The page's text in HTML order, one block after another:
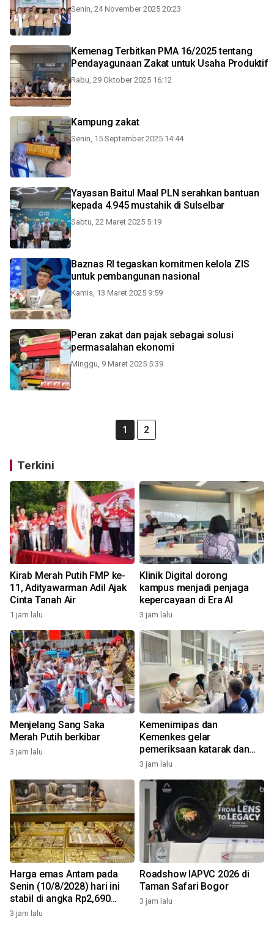
Senin, 24 November 2025 20:23
Kemenag Terbitkan PMA 16/2025 tentang
Pendayagunaan Zakat untuk Usaha Produktif
Rabu, 29 Oktober 2025 16:12
Kampung zakat
Senin, 15 September 2025 14:44
Yayasan Baitul Maal PLN serahkan bantuan
kepada 4.945 mustahik di Sulselbar
Sabtu, 22 Maret 2025 5:19
Baznas RI tegaskan komitmen kelola ZIS
untuk pembangunan nasional
Kamis, 13 Maret 2025 9:59
Peran zakat dan pajak sebagai solusi
permasalahan ekonomi
Minggu, 9 Maret 2025 5:39
1 2
Terkini
Kirab Merah Putih FMP ke-
11, Adityawarman Adil Ajak
Cinta Tanah Air
1 jam lalu
Klinik Digital dorong
kampus menjadi penjaga
kepercayaan di Era AI
3 jam lalu
Menjelang Sang Saka
Merah Putih berkibar
3 jam lalu
Kemenimipas dan
Kemenkes gelar
pemeriksaan katarak dan
CKG sambut HUT RI
3 jam lalu
Harga emas Antam pada
Senin (10/8/2028) hari ini
stabil di angka Rp2,690
juta/gr
3 jam lalu
Roadshow IAPVC 2026 di
Taman Safari Bogor
3 jam lalu